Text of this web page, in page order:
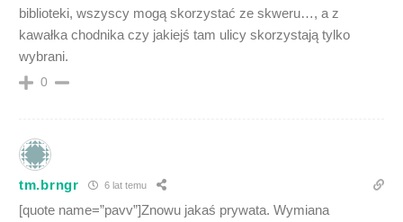
biblioteki, wszyscy mogą skorzystać ze skweru…, a z
kawałka chodnika czy jakiejś tam ulicy skorzystają tylko
wybrani.
0
tm.brngr 6 lat temu
[quote name=”pavv”]Znowu jakaś prywata. Wymiana